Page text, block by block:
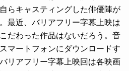
らキャスティングした俳優陣が
最近、バリアフリー字幕上映は
だわった作品はないだろう。音
マートフォンにダウンロードす
リアフリー字幕上映回は各映画